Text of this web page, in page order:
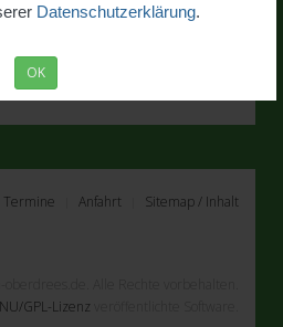
Datenschutzerklärung.
OK
Termine Anfahrt
Sitemap / Inhalt
GPL-Lizenz